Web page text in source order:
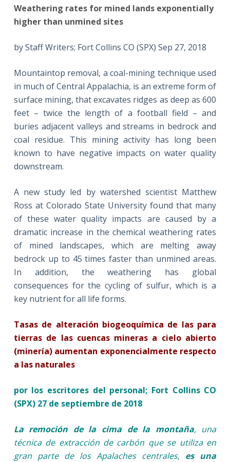
Weathering rates for mined lands exponentially
higher than unmined sites
by Staff Writers; Fort Collins CO (SPX) Sep 27, 2018
Mountaintop removal, a coal-mining technique used
in much of Central Appalachia, is an extreme form of
surface mining, that excavates ridges as deep as 600
feet – twice the length of a football field – and
buries adjacent valleys and streams in bedrock and
coal residue. This mining activity has long been
known to have negative impacts on water quality
downstream.
A new study led by watershed scientist Matthew
Ross at Colorado State University found that many
of these water quality impacts are caused by a
dramatic increase in the chemical weathering rates
of mined landscapes, which are melting away
bedrock up to 45 times faster than unmined areas.
In addition, the weathering has global
consequences for the cycling of sulfur, which is a
key nutrient for all life forms.
Tasas de alteración biogeoquímica de las para
tierras de las cuencas mineras a cielo abierto
(minería) aumentan exponencialmente respecto
a las naturales
por los escritores del personal; Fort Collins CO
(SPX) 27 de septiembre de 2018
La remoción de la cima de la montaña, una
técnica de extracción de carbón que se utiliza en
gran parte de los Apalaches centrales, es una